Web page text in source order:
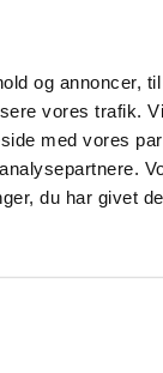
og annoncer,
vores trafik.
med vores
du har givet